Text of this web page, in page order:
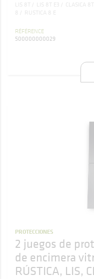
LIS 8T LIS 8T E3 CLASICA 8T
8
RUSTICA 8 E
RÉFÉRENCE
500000000029
PROTECCIONES
2 juegos de
de encimera
RÚSTICA, LIS,